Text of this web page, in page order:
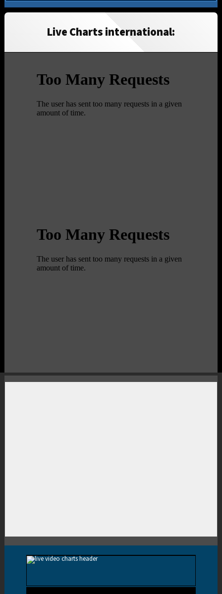
Live Charts international: